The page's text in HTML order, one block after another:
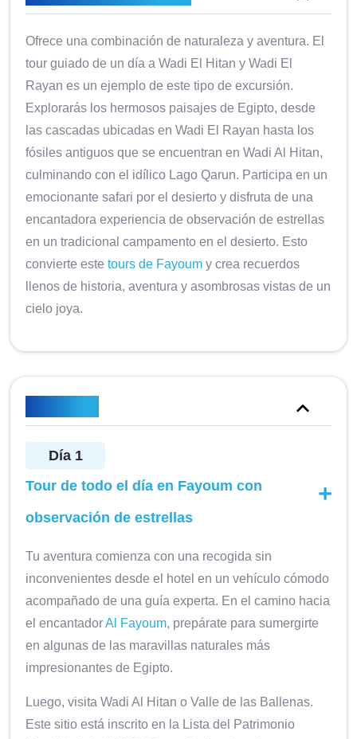
Ofrece una combinación de naturaleza y aventura. El
tour guiado de un día a Wadi El Hitan y Wadi El
Rayan es un ejemplo de este tipo de excursión.
Explorarás los hermosos paisajes de Egipto, desde
las cascadas ubicadas en Wadi El Rayan hasta los
fósiles antiguos que se encuentran en Wadi Al Hitan,
culminando con el idílico Lago Qarun. Participa en un
emocionante safari por el desierto y disfruta de una
encantadora experiencia de observación de estrellas
en un tradicional campamento en el desierto. Esto
convierte estetours de Fayoum y crea recuerdos
llenos de historia, aventura y asombrosas vistas de un
cielo joya.
Día 1
Tour de todo el día en Fayoum con
observación de estrellas
Tu aventura comienza con una recogida sin
inconvenientes desde el hotel en un vehículo cómodo
acompañado de una guía experta. En el camino hacia
el encantadorAl Fayoum, prepárate para sumergirte
en algunas de las maravillas naturales más
impresionantes de Egipto.
Luego, visita Wadi Al Hitan o Valle de las Ballenas.
Este sitio está inscrito en la Lista del Patrimonio